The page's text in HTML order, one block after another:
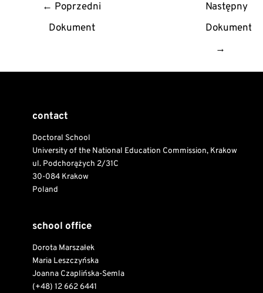
← Poprzedni
Dokument
Następny
Dokument
→
contact
Doctoral School
University of the National Education Commission, Krakow
ul. Podchorążych 2/31C
30-084 Krakow
Poland
school office
Dorota Marszałek
Maria Leszczyńska
Joanna Czaplińska-Semla
(+48) 12 662 6441